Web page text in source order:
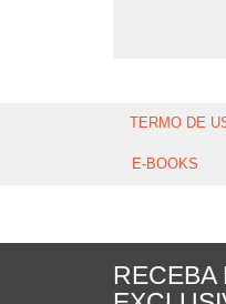
TERMO DE
E-BOOKS